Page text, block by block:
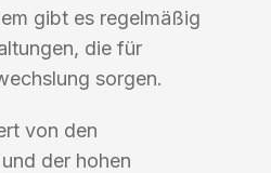
gibt es regelmäßig
die für
sorgen.
von den
der hohen